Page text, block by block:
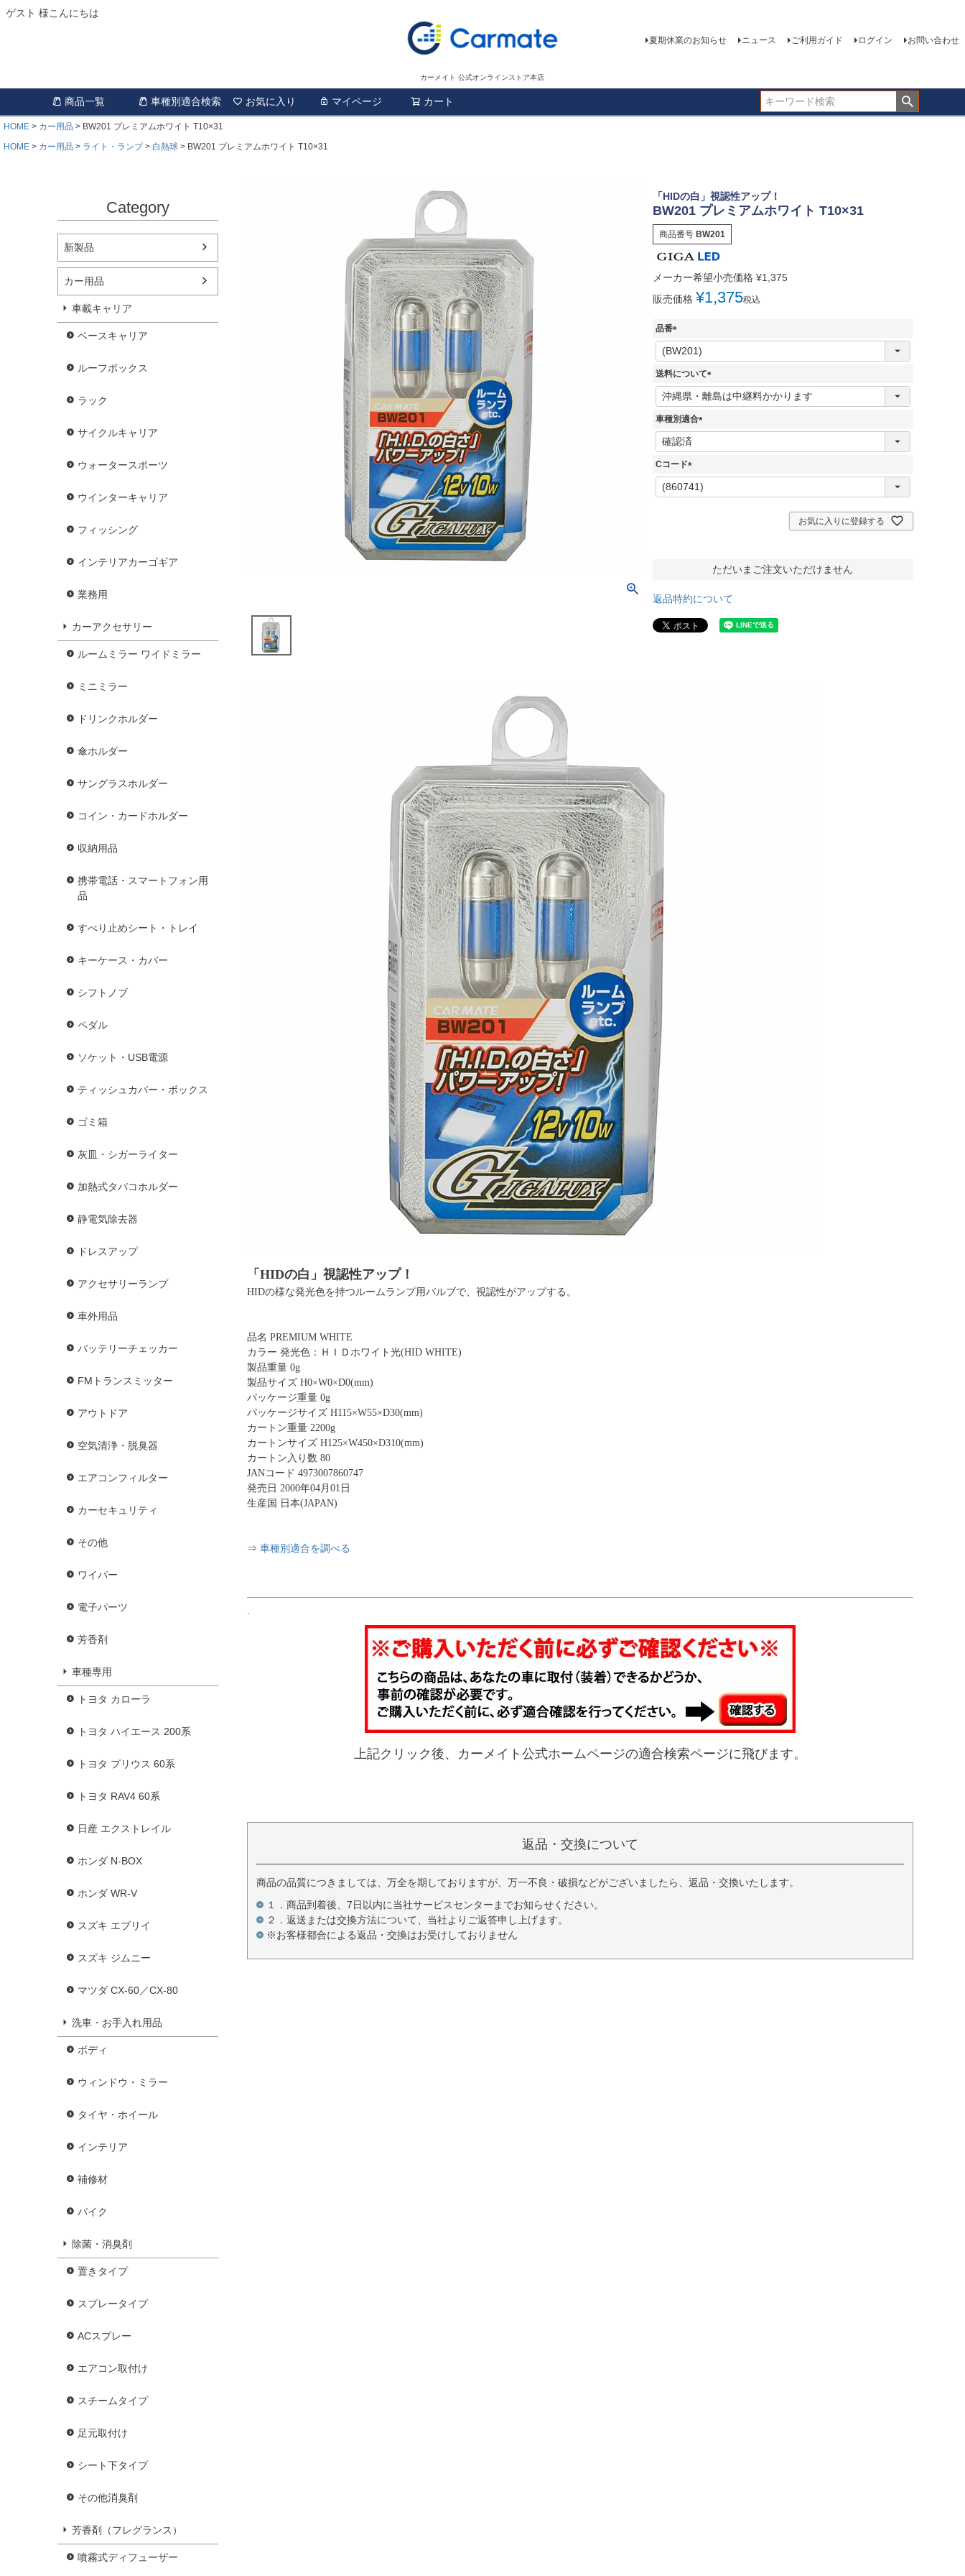
ゲスト 様こんにちは
カーメイト 公式オンラインストア本店
夏期休業のお知らせ ニュース ご利用ガイド ログイン お問い合わせ
商品一覧 車種別適合検索 お気に入り マイページ カート
HOME カー用品
BW201 プレミアムホワイト T10×31
HOME
カー用品 ライト・ランプ 白熱球 BW201 プレミアムホワイト T10×31
Category
新製品
カー用品
車載キャリア
ベースキャリア
ルーフボックス
ラック
サイクルキャリア
ウォータースポーツ
ウインターキャリア
フィッシング
インテリアカーゴギア
業務用
カーアクセサリー
ルームミラー ワイドミラー
ミニミラー
ドリンクホルダー
傘ホルダー
サングラスホルダー
コイン・カードホルダー
収納用品
携帯電話・スマートフォン用
品
すべり止めシート・トレイ
キーケース・カバー
シフトノブ
ペダル
ソケット・USB電源
ティッシュカバー・ボックス
ゴミ箱
灰皿・シガーライター
加熱式タバコホルダー
静電気除去器
ドレスアップ
アクセサリーランプ
車外用品
バッテリーチェッカー
FMトランスミッター
アウトドア
空気清浄・脱臭器
エアコンフィルター
カーセキュリティ
その他
ワイパー
電子パーツ
芳香剤
車種専用
トヨタ カローラ
トヨタ ハイエース 200系
トヨタ プリウス 60系
トヨタ RAV4 60系
日産 エクストレイル
ホンダ N-BOX
ホンダ WR-V
スズキ エブリイ
スズキ ジムニー
マツダ CX-60／CX-80
洗車・お手入れ用品
ボディ
ウィンドウ・ミラー
タイヤ・ホイール
インテリア
補修材
バイク
除菌・消臭剤
置きタイプ
スプレータイプ
ACスプレー
エアコン取付け
スチームタイプ
足元取付け
シート下タイプ
その他消臭剤
芳香剤（フレグランス）
噴霧式ディフューザー
「HIDの白」視認性アップ！
BW201 プレミアムホワイト T10×31
商品番号 BW201
メーカー希望小売価格 ¥1,375
販売価格 ¥1,375税込
品番
(
必
須
送料について
(
必
車種別適合
(
Cコード
(
必
お気に入りに登録する
ただいまご注文いただけません
返品特約について
「HIDの白」視認性アップ！
HIDの様な発光色を持つルームランプ用バルブで、視認性がアップする。
品名 PREMIUM WHITE
カラー 発光色：ＨＩＤホワイト光(HID WHITE)
製品重量 0g
製品サイズ H0×W0×D0(mm)
パッケージ重量 0g
パッケージサイズ H115×W55×D30(mm)
カートン重量 2200g
カートンサイズ H125×W450×D310(mm)
カートン入り数 80
JANコード 4973007860747
発売日 2000年04月01日
生産国 日本(JAPAN)
⇒ 車種別適合を調べる
上記クリック後、カーメイト公式ホームページの適合検索ページに飛びます。
返品・交換について
商品の品質につきましては、万全を期しておりますが、万一不良・破損などがございましたら、返品・交換いたします。
１．商品到着後、7日以内に当社サービスセンターまでお知らせください。
２．返送または交換方法について、当社よりご返答申し上げます。
※お客様都合による返品・交換はお受けしておりません